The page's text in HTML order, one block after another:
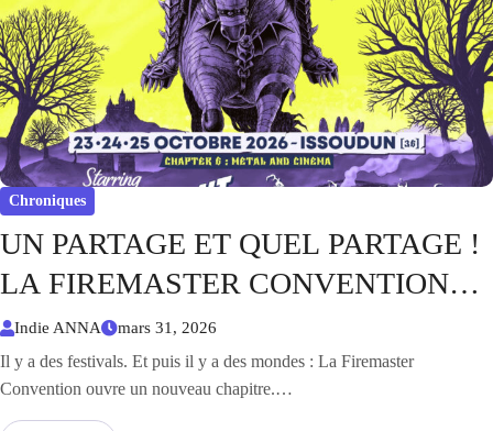
Chroniques
UN PARTAGE ET QUEL PARTAGE !
LA FIREMASTER CONVENTION
CHAPTER 6 « METAL ET
CINEMA »
Indie ANNA mars 31, 2026
Il y a des festivals. Et puis il y a des mondes : La Firemaster
Convention ouvre un nouveau chapitre.…